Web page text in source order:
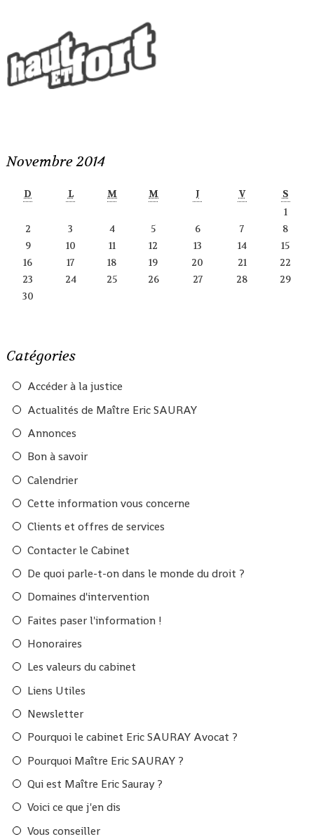
Novembre 2014
D L M M J V
S
1
2
3 4 5 6 7
8
9
10 11 12 13 14
15
16
17 18 19 20 21
22
23
24 25 26 27 28
29
30
Catégories
Accéder à la justice
Actualités de Maître Eric SAURAY
Annonces
Bon à savoir
Calendrier
Cette information vous concerne
Clients et offres de services
Contacter le Cabinet
De quoi parle-t-on dans le monde du droit ?
Domaines d'intervention
Faites paser l'information !
Honoraires
Les valeurs du cabinet
Liens Utiles
Newsletter
Pourquoi le cabinet Eric SAURAY Avocat ?
Pourquoi Maître Eric SAURAY ?
Qui est Maître Eric Sauray ?
Voici ce que j'en dis
Vous conseiller